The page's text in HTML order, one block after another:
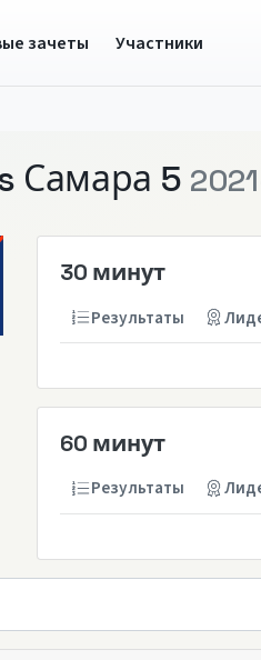
зачеты Участники
Самара 5
30 минут
Результаты
60 минут
Результаты